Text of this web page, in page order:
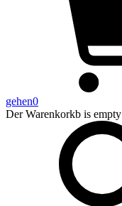
gehen0
Der Warenkorkb is empty